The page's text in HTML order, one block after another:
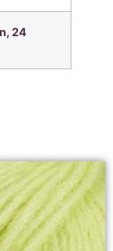
24